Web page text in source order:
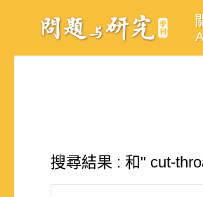
搜尋結果 : 和" cut-